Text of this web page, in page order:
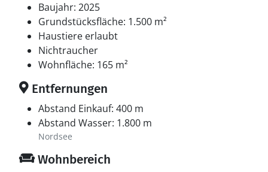
Baujahr: 2025
Grundstücksfläche: 1.500 m²
Haustiere erlaubt
Nichtraucher
Wohnfläche: 165 m²
Entfernungen
Abstand Einkauf: 400 m
Abstand Wasser: 1.800 m
Nordsee
Wohnbereich